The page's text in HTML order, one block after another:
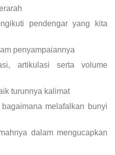
pendengar yang kita
penyampaiannya
artikulasi serta volume
turunnya kalimat
melafalkan bunyi
dalam mengucapkan